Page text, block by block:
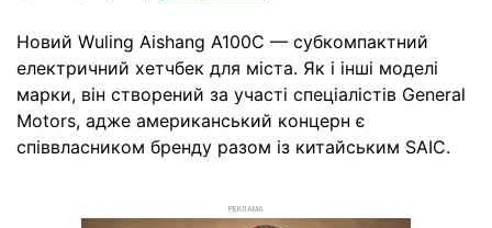
Новий Wuling Aishang A100C — субкомпактний
електричний хетчбек для міста. Як і інші моделі
марки, він створений за участі спеціалістів General
Motors, адже американський концерн є
співвласником бренду разом із китайським SAIC.
РЕКЛАМА